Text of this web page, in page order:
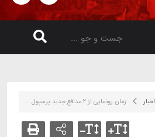
اخبار زمان رونمایی از ۲ مدافع جدید پرسپول ...